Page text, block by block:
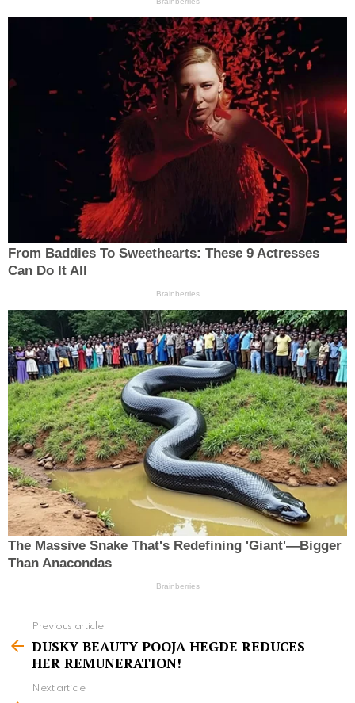
e
Previous article
DUSKY BEAUTY POOJA HEGDE REDUCES
HER REMUNERATION!
Next article